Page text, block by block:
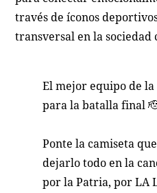
través de íconos
transversal en la sociedad
El mejor equipo de
para la batalla final
Ponte la camiseta
dejarlo todo en la
por la Patria, por LA